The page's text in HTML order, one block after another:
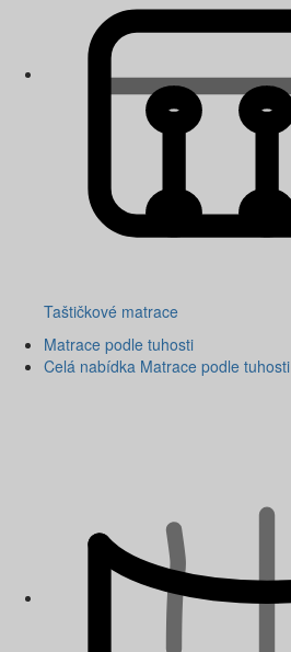
Taštičkové matrace
Matrace podle tuhosti
Celá nabídka Matrace podle tuhosti